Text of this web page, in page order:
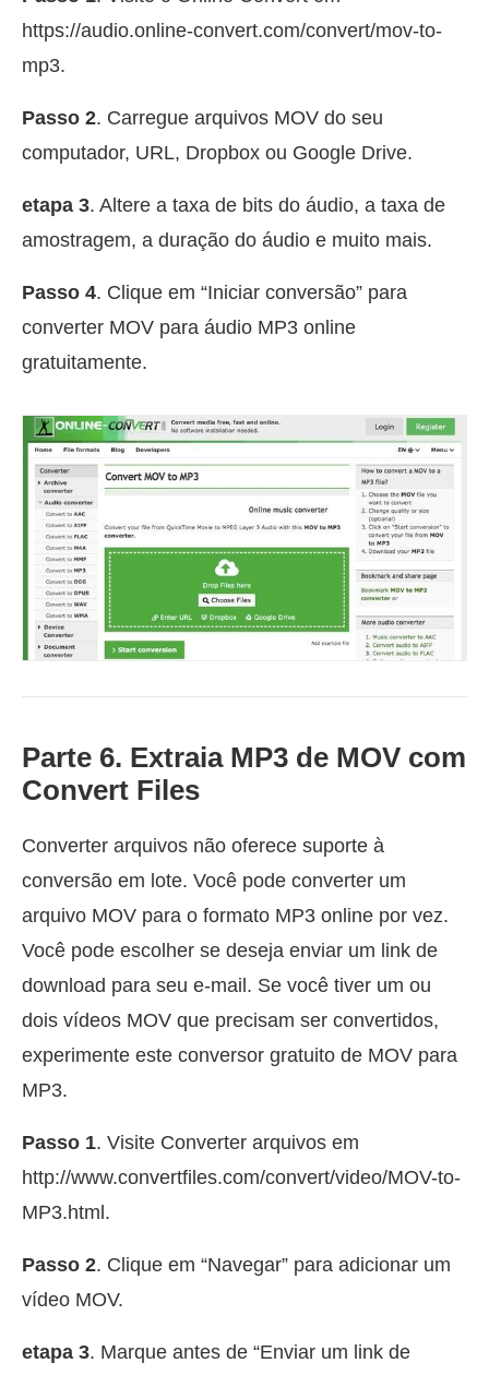
https://audio.online-convert.com/convert/mov-to-
mp3.
Passo 2. Carregue arquivos MOV do seu
computador, URL, Dropbox ou Google Drive.
etapa 3. Altere a taxa de bits do áudio, a taxa de
amostragem, a duração do áudio e muito mais.
Passo 4. Clique em “Iniciar conversão” para
converter MOV para áudio MP3 online
gratuitamente.
Parte 6. Extraia MP3 de MOV com
Convert Files
Converter arquivos não oferece suporte à
conversão em lote. Você pode converter um
arquivo MOV para o formato MP3 online por vez.
Você pode escolher se deseja enviar um link de
download para seu e-mail. Se você tiver um ou
dois vídeos MOV que precisam ser convertidos,
experimente este conversor gratuito de MOV para
MP3.
Passo 1. Visite Converter arquivos em
http://www.convertfiles.com/convert/video/MOV-to-
MP3.html.
Passo 2. Clique em “Navegar” para adicionar um
vídeo MOV.
etapa 3. Marque antes de “Enviar um link de